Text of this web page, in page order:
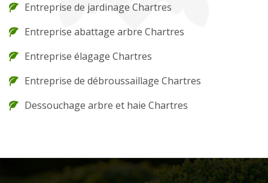
Entreprise de jardinage Chartres
Entreprise abattage arbre Chartres
Entreprise élagage Chartres
Entreprise de débroussaillage Chartres
Dessouchage arbre et haie Chartres